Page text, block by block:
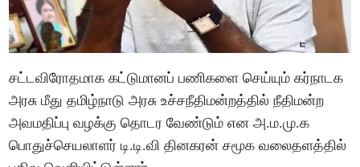
சட்டவிரோதமாக கட்டுமானப் பணிகளை செய்யும் கர்நாடக
அரசு மீது தமிழ்நாடு அரசு உச்சநீதிமன்றத்தில் நீதிமன்ற
அவமதிப்பு வழக்கு தொடர வேண்டும் என அ.ம.மு.க
பொதுச்செயலாளர் டி.டி.வி தினகரன் சமூக வலைதளத்தில்